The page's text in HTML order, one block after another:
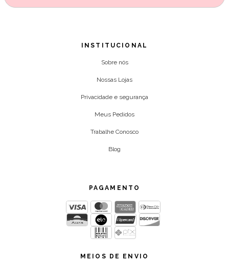
INSTITUCIONAL
Sobre nós
Nossas Lojas
Privacidade e segurança
Meus Pedidos
Trabalhe Conosco
Blog
PAGAMENTO
MEIOS DE ENVIO